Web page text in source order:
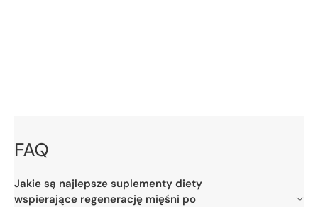
FAQ
Jakie są najlepsze suplementy diety
wspierające regenerację mięśni po